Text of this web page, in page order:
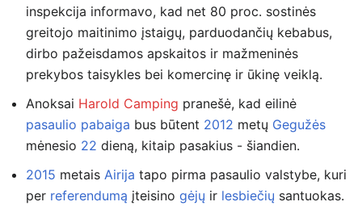
inspekcija informavo, kad net 80 proc. sostinės
greitojo maitinimo įstaigų, parduodančių kebabus,
dirbo pažeisdamos apskaitos ir mažmeninės
prekybos taisykles bei komercinę ir ūkinę veiklą.
Anoksai Harold Camping pranešė, kad eilinė
pasaulio pabaiga bus būtent 2012 metų Gegužės
mėnesio 22 dieną, kitaip pasakius - šiandien.
2015 metais Airija tapo pirma pasaulio valstybe, kuri
per referendumą įteisino gėjų ir lesbiečių santuokas.